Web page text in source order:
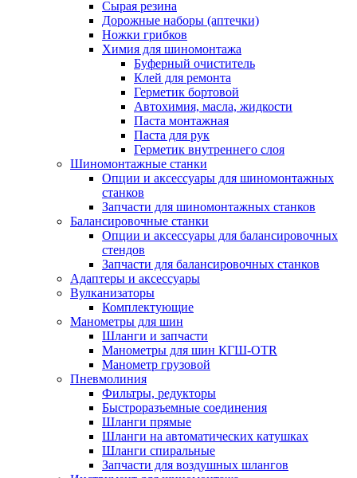
Сырая резина
Дорожные наборы (аптечки)
Ножки грибков
Химия для шиномонтажа
Буферный очиститель
Клей для ремонта
Герметик бортовой
Автохимия, масла, жидкости
Паста монтажная
Паста для рук
Герметик внутреннего слоя
Шиномонтажные станки
Опции и аксессуары для шиномонтажных
станков
Запчасти для шиномонтажных станков
Балансировочные станки
Опции и аксессуары для балансировочных
стендов
Запчасти для балансировочных станков
Адаптеры и аксессуары
Вулканизаторы
Комплектующие
Манометры для шин
Шланги и запчасти
Манометры для шин КГШ-OTR
Манометр грузовой
Пневмолиния
Фильтры, редукторы
Быстроразъемные соединения
Шланги прямые
Шланги на автоматических катушках
Шланги спиральные
Запчасти для воздушных шлангов